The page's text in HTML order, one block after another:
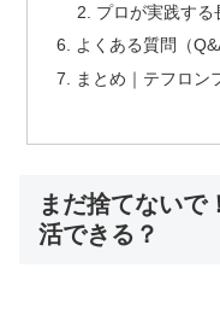
プロが実践する
よくある質問（
まとめ｜テフロン
まだ捨てないで
活できる？